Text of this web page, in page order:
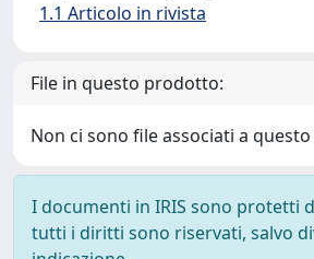
1.1 Articolo in rivista
File in questo prodotto:
Non ci sono file associati a
I documenti in IRIS sono protetti
tutti i diritti sono riservati, salvo